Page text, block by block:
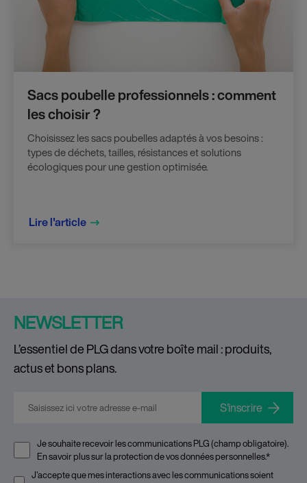
Sacs poubelle professionnels : comment
les choisir ?
Choisissez les sacs poubelles adaptés à vos besoins :
types de déchets, tailles, résistances et solutions
écologiques pour une gestion optimisée.
Lire l'article
NEWSLETTER
L’essentiel de PLG dans votre boîte mail : produits,
actus et bons plans.
E-mail
Je souhaite recevoir les communications PLG (champ obligatoire).
En savoir plus sur laprotection de vos données personnelles.*
J'accepte que mes interactions avec les communications soient